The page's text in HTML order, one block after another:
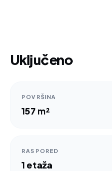
Uključeno
POVRŠINA
157 m²
RASPORED
1 etaža